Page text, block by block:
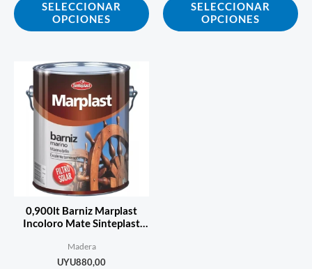
SELECCIONAR
OPCIONES
página
SELECCIONAR
OPCIONES
0,900lt Barniz Marplast
Incoloro Mate Sinteplast
Madera
UYU880,00